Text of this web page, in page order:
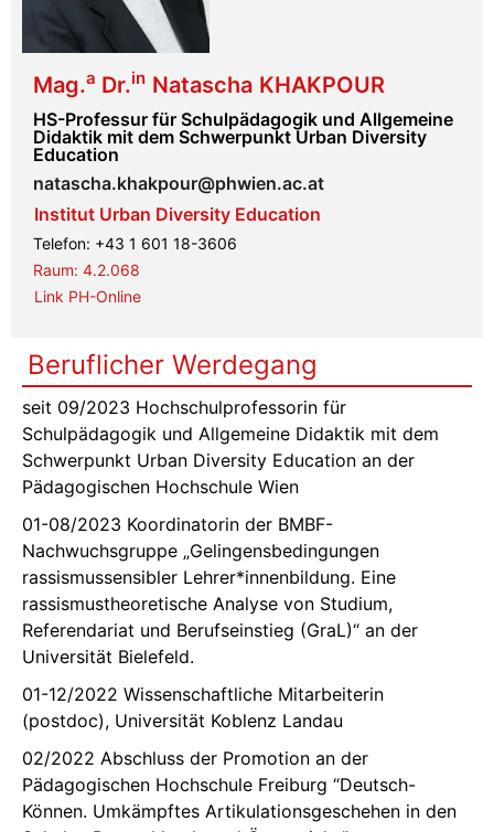
Mag.a Dr.in Natascha KHAKPOUR
HS-Professur für Schulpädagogik und Allgemeine
Didaktik mit dem Schwerpunkt Urban Diversity
Education
natascha.khakpour@phwien.ac.at
Institut Urban Diversity Education
Telefon: +43 1 601 18-3606
Raum: 4.2.068
Link PH-Online
Beruflicher Werdegang
seit 09/2023 Hochschulprofessorin für
Schulpädagogik und Allgemeine Didaktik mit dem
Schwerpunkt Urban Diversity Education an der
Pädagogischen Hochschule Wien
01-08/2023 Koordinatorin der BMBF-
Nachwuchsgruppe „Gelingensbedingungen
rassismussensibler Lehrer*innenbildung. Eine
rassismustheoretische Analyse von Studium,
Referendariat und Berufseinstieg (GraL)“ an der
Universität Bielefeld.
01-12/2022 Wissenschaftliche Mitarbeiterin
(postdoc), Universität Koblenz Landau
02/2022 Abschluss der Promotion an der
Pädagogischen Hochschule Freiburg “Deutsch-
Können. Umkämpftes Artikulationsgeschehen in den